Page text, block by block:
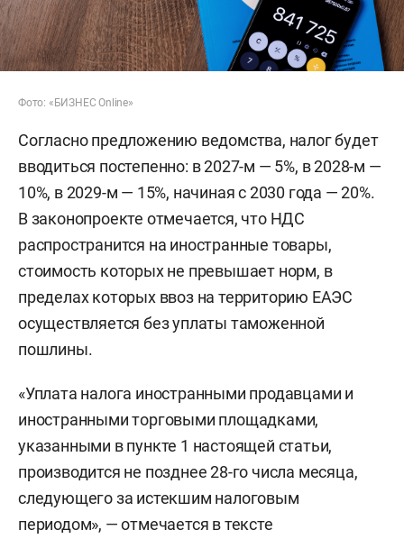
Фото: «БИЗНЕС Online»
Согласно предложению ведомства, налог будет
вводиться постепенно: в 2027-м — 5%, в 2028-м —
10%, в 2029-м — 15%, начиная с 2030 года — 20%.
В законопроекте отмечается, что НДС
распространится на иностранные товары,
стоимость которых не превышает норм, в
пределах которых ввоз на территорию ЕАЭС
осуществляется без уплаты таможенной
пошлины.
«Уплата налога иностранными продавцами и
иностранными торговыми площадками,
указанными в пункте 1 настоящей статьи,
производится не позднее 28-го числа месяца,
следующего за истекшим налоговым
периодом», — отмечается в тексте